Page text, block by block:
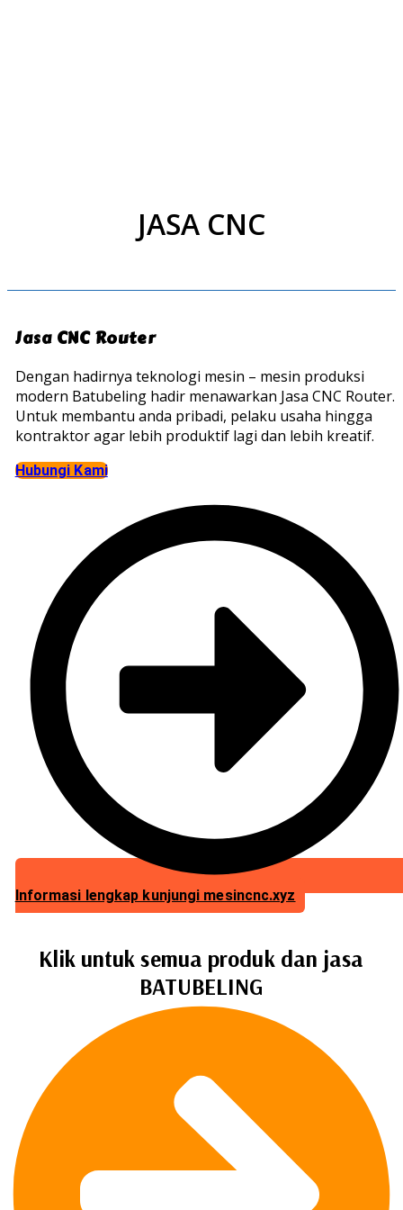
JASA CNC
Jasa CNC Router
Dengan hadirnya teknologi mesin – mesin produksi
modern Batubeling hadir menawarkan Jasa CNC Router.
Untuk membantu anda pribadi, pelaku usaha hingga
kontraktor agar lebih produktif lagi dan lebih kreatif.
Hubungi Kami
Informasi lengkap kunjungi mesincnc.xyz
Klik untuk semua produk dan jasa
BATUBELING